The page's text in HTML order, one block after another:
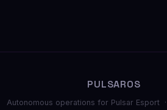
PULSAROS
Autonomous operations for Pulsar Esport ·